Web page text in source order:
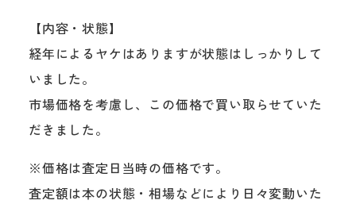
【内容・状態】
経年によるヤケはありますが状態はしっかりして
いました。
市場価格を考慮し、この価格で買い取らせていた
だきました。
※価格は査定日当時の価格です。
査定額は本の状態・相場などにより日々変動いた